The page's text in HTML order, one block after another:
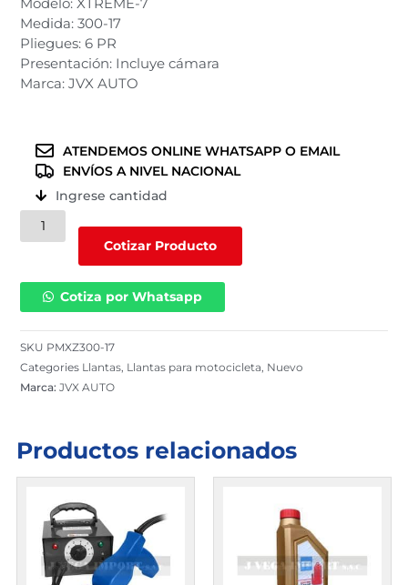
Modelo: XTREME-7
Medida: 300-17
Pliegues: 6 PR
Presentación: Incluye cámara
Marca: JVX AUTO
ATENDEMOS ONLINE WHATSAPP O EMAIL
ENVÍOS A NIVEL NACIONAL
Ingrese cantidad
Llanta
JVX
para
motocicleta
PMXZ300-
17
cantidad
Cotizar Producto
Cotiza por Whatsapp
SKU PMXZ300-17
Categories Llantas Llantas para motocicleta Nuevo
Marca:JVX AUTO
Productos relacionados